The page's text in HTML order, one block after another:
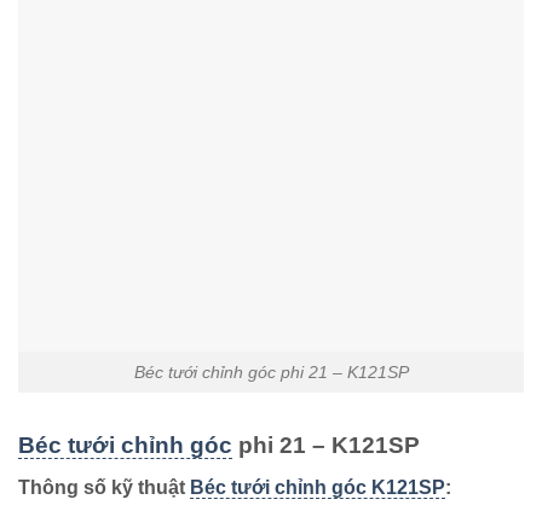
Béc tưới chỉnh góc phi 21 – K121SP
Béc tưới chỉnh góc phi 21 – K121SP
Thông số kỹ thuật Béc tưới chỉnh góc K121SP: